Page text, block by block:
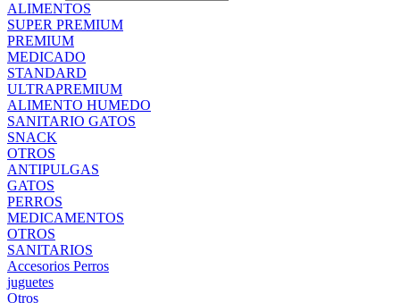
ALIMENTOS
SUPER PREMIUM
PREMIUM
MEDICADO
STANDARD
ULTRAPREMIUM
ALIMENTO HUMEDO
SANITARIO GATOS
SNACK
OTROS
ANTIPULGAS
GATOS
PERROS
MEDICAMENTOS
OTROS
SANITARIOS
Accesorios Perros
juguetes
Otros